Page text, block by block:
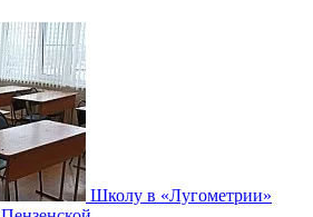
Школу в «Лугометрии»